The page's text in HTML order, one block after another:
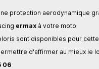
protection aerodynamique
ermaxà votre moto
sont disponibles pour
d'affirmer au mieux le
06